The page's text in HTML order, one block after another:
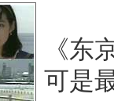
《东
可是